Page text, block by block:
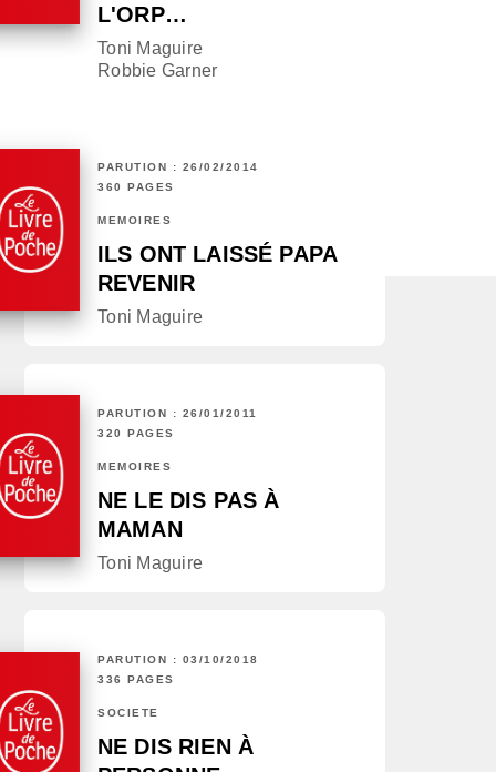
L'ORP…
Toni Maguire
Robbie Garner
PARUTION : 26/02/2014
360 PAGES
MÉMOIRES
ILS ONT LAISSÉ PAPA
REVENIR
Toni Maguire
PARUTION : 26/01/2011
320 PAGES
MÉMOIRES
NE LE DIS PAS À
MAMAN
Toni Maguire
PARUTION : 03/10/2018
336 PAGES
SOCIÉTÉ
NE DIS RIEN À